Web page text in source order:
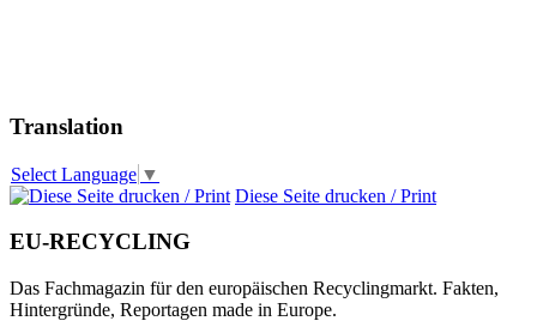
Translation
Select Language ▼
Diese Seite drucken / Print
EU-RECYCLING
Das Fachmagazin für den europäischen Recyclingmarkt. Fakten,
Hintergründe, Reportagen made in Europe.